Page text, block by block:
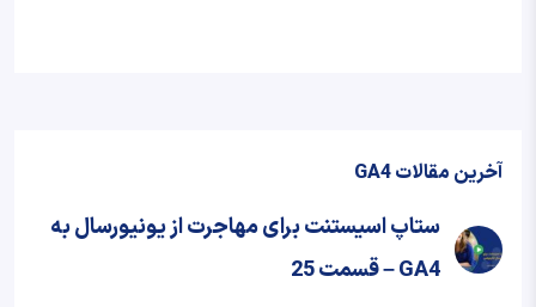
آخرین مقالات GA4
ستاپ اسیستنت برای مهاجرت از یونیورسال به
GA4 – قسمت 25